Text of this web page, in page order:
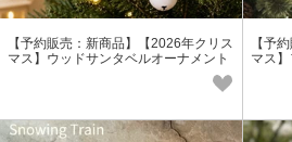
【予約販売：新商品】【2026年クリス
マス】ウッドサンタベルオーナメント
【予
マス